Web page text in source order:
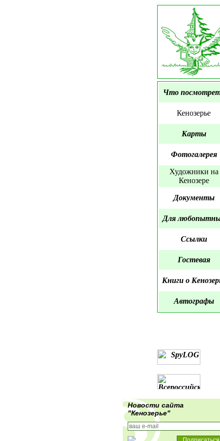
Что
Кенозерье
Карты
Фотогалерея
Художники на
Кенозере
Документы
Для
Ссылки
Гостевая
Книги о
Автографы
Новости сайта
"Кенозерье"